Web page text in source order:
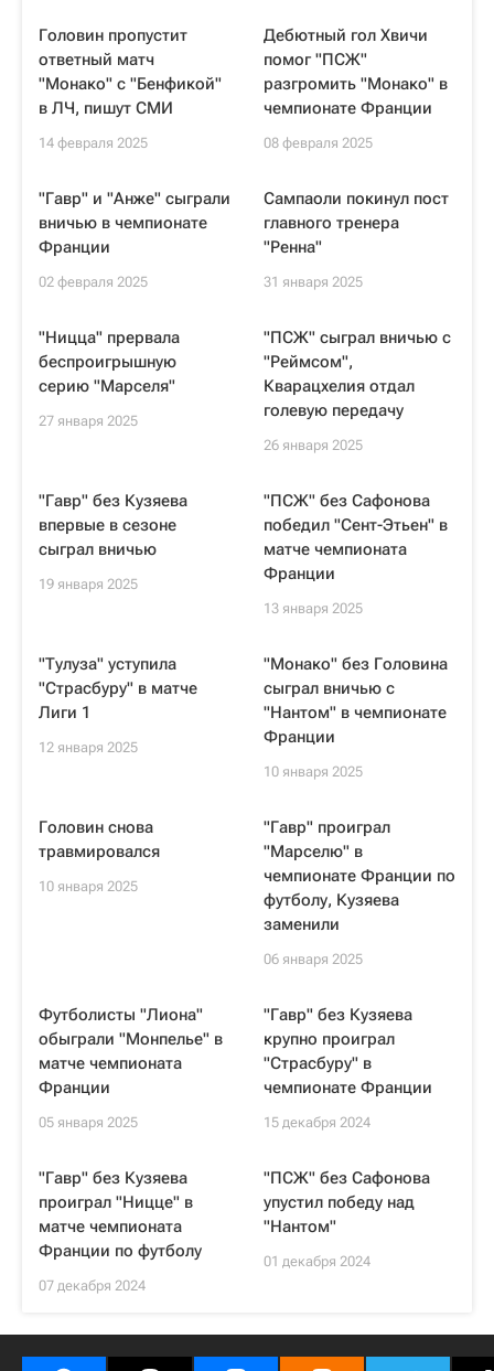
Головин пропустит
ответный матч
"Монако" с "Бенфикой"
в ЛЧ, пишут СМИ
14 февраля 2025
Дебютный гол Хвичи
помог "ПСЖ"
разгромить "Монако" в
чемпионате Франции
08 февраля 2025
"Гавр" и "Анже" сыграли
вничью в чемпионате
Франции
02 февраля 2025
Сампаоли покинул пост
главного тренера
"Ренна"
31 января 2025
"Ницца" прервала
беспроигрышную
серию "Марселя"
27 января 2025
"ПСЖ" сыграл вничью с
"Реймсом",
Кварацхелия отдал
голевую передачу
26 января 2025
"Гавр" без Кузяева
впервые в сезоне
сыграл вничью
19 января 2025
"ПСЖ" без Сафонова
победил "Сент-Этьен" в
матче чемпионата
Франции
13 января 2025
"Тулуза" уступила
"Страсбуру" в матче
Лиги 1
12 января 2025
"Монако" без Головина
сыграл вничью с
"Нантом" в чемпионате
Франции
10 января 2025
Головин снова
травмировался
10 января 2025
"Гавр" проиграл
"Марселю" в
чемпионате Франции по
футболу, Кузяева
заменили
06 января 2025
Футболисты "Лиона"
обыграли "Монпелье" в
матче чемпионата
Франции
05 января 2025
"Гавр" без Кузяева
крупно проиграл
"Страсбуру" в
чемпионате Франции
15 декабря 2024
"Гавр" без Кузяева
проиграл "Ницце" в
матче чемпионата
Франции по футболу
07 декабря 2024
"ПСЖ" без Сафонова
упустил победу над
"Нантом"
01 декабря 2024